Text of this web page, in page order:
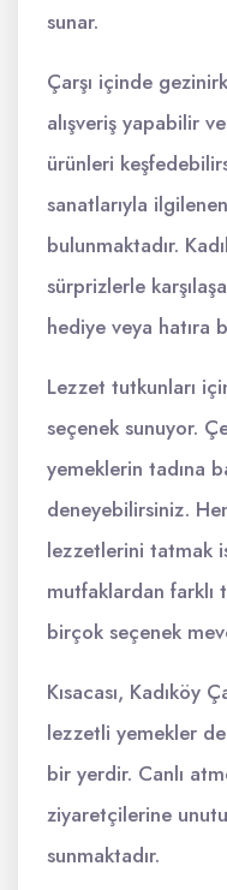
sunar.
Çarşı içinde
alışveriş yapabilir
ürünleri
sanatlarıyla
bulunmaktadır.
sürprizlerle
hediye veya hatıra
Lezzet tutkunları
seçenek sunuyor.
yemeklerin tadına
deneyebilirsiniz.
lezzetlerini tatmak
mutfaklardan farklı
birçok seçenek
Kısacası, Kadıköy
lezzetli yemekler
bir yerdir. Canlı
ziyaretçilerine
sunmaktadır.